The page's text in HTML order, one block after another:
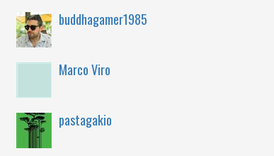
buddhagamer1985
Marco Viro
pastagakio